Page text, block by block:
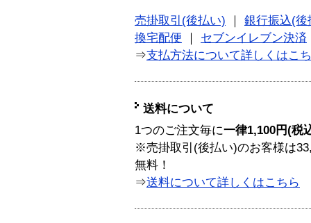
売掛取引(後払い)
銀行振込(後
換宅配便
セブンイレブン決済
⇒支払方法について詳しくはこ
送料について
1つのご注文毎に一律1,100円(税
※売掛取引(後払い)のお客様は
無料！
⇒送料について詳しくはこちら